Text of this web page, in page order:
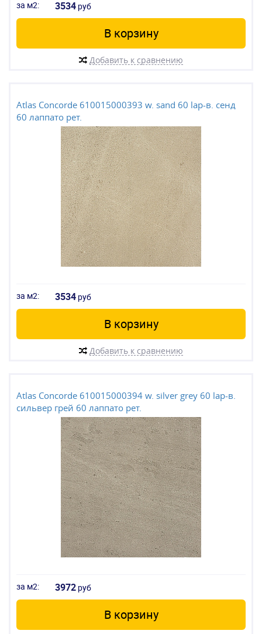
за м2: 3534 руб
В корзину
Добавить к сравнению
Atlas Concorde 610015000393 w. sand 60 lap-в. сенд
60 лаппато рет.
за м2: 3534 руб
В корзину
Добавить к сравнению
Atlas Concorde 610015000394 w. silver grey 60 lap-в.
сильвер грей 60 лаппато рет.
за м2: 3972 руб
В корзину